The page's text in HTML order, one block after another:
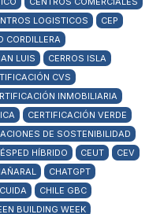
LOGISTICOS
CEP
CORDILLERA
LUIS
CERROS ISLA
CVS
INMOBILIARIA
CERTIFICACIÓN VERDE
DE SOSTENIBILIDAD
HÍBRIDO CEUT
CEV
CHATGPT
CHILE GBC
BUILDING WEEK